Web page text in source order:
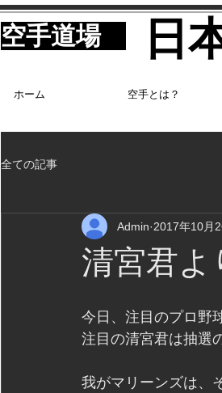
​空手道場 日
ホーム 空手とは？
全ての記事
清宮君よ
Admin 2017年10月
今日、注目のプロ野
注目の清宮君は抽選
我がマリーンズは、